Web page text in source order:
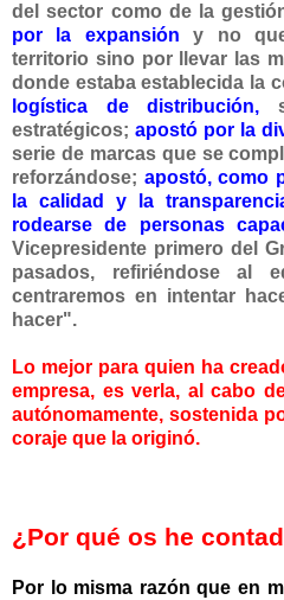
del sector como de la
por la expansión y no
territorio sino por llevar las
donde estaba establecida la
logística de distribución,
estratégicos; apostó por la
serie de marcas que se
reforzándose; apostó, como
la calidad y la
rodearse de personas
Vicepresidente primero del
pasados, refiriéndose al
centraremos en intentar
hacer".
Lo mejor para quien ha
empresa, es verla, al cabo
autónomamente, sostenida
coraje que la originó.
¿Por qué os he
Por lo misma razón que en